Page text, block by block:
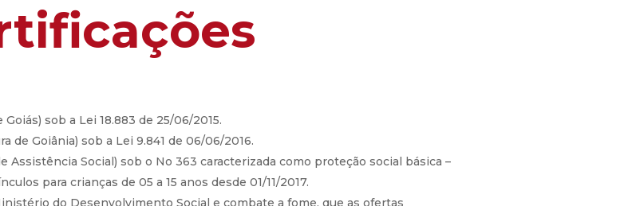
sob a Lei 18.883 de 25/06/2015.
Goiânia) sob a Lei 9.841 de 06/06/2016.
Assistência Social) sob o No 363 caracterizada como proteção social básica –
para crianças de 05 a 15 anos desde 01/11/2017.